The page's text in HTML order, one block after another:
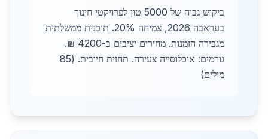
ביקוש גבוה של 5000 טון לפרויקטי חינוך
בעראבה 2026, צמיחה 20%. תוכנית ממשלתית
מגבירה הזמנות. מחירים יציבים ב-4200 ₪.
גורמים: אוכלוסייה צעירה. תחזית חיובית. (85
מילים)